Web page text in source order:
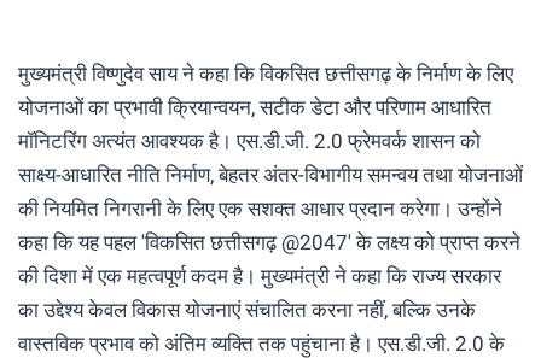
मुख्यमंत्री विष्णुदेव साय ने कहा कि विकसित छत्तीसगढ़ के निर्माण के लिए
योजनाओं का प्रभावी क्रियान्वयन, सटीक डेटा और परिणाम आधारित
मॉनिटरिंग अत्यंत आवश्यक है। एस.डी.जी. 2.0 फ्रेमवर्क शासन को
साक्ष्य-आधारित नीति निर्माण, बेहतर अंतर-विभागीय समन्वय तथा योजनाओं
की नियमित निगरानी के लिए एक सशक्त आधार प्रदान करेगा। उन्होंने
कहा कि यह पहल 'विकसित छत्तीसगढ़ @2047' के लक्ष्य को प्राप्त करने
की दिशा में एक महत्वपूर्ण कदम है। मुख्यमंत्री ने कहा कि राज्य सरकार
का उद्देश्य केवल विकास योजनाएं संचालित करना नहीं, बल्कि उनके
वास्तविक प्रभाव को अंतिम व्यक्ति तक पहुंचाना है। एस.डी.जी. 2.0 के